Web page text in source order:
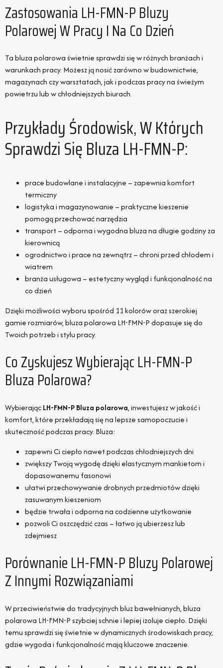
Zastosowania LH-FMN-P Bluzy
Polarowej W Pracy I Na Co Dzień
Ta bluza polarowa świetnie sprawdzi się w różnych branżach i
warunkach pracy. Możesz ją nosić zarówno w budownictwie,
magazynach czy warsztatach, jak i podczas pracy na świeżym
powietrzu lub w chłodniejszych biurach.
Przykłady Środowisk, W Których
Sprawdzi Się Bluza LH-FMN-P:
prace budowlane i instalacyjne – zapewnia komfort
termiczny
logistyka i magazynowanie – praktyczne kieszenie
pomogą przechować narzędzia
transport – odporna i wygodna bluza na długie godziny za
kierownicą
ogrodnictwo i prace na zewnątrz – chroni przed chłodem i
wiatrem
branża usługowa – estetyczny wygląd i funkcjonalność na
co dzień
Dzięki możliwości wyboru spośród 11 kolorów oraz szerokiej
gamie rozmiarów, bluza polarowa LH-FMN-P dopasuje się do
Twoich potrzeb i stylu pracy.
Co Zyskujesz Wybierając LH-FMN-P
Bluza Polarowa?
WybierającLH-FMN-P Bluza polarowa, inwestujesz w jakość i
komfort, które przekładają się na lepsze samopoczucie i
skuteczność podczas pracy. Bluza:
zapewni Ci ciepło nawet podczas chłodniejszych dni
zwiększy Twoją wygodę dzięki elastycznym mankietom i
dopasowanemu fasonowi
ułatwi przechowywanie drobnych przedmiotów dzięki
zasuwanym kieszeniom
będzie trwała i odporna na codzienne użytkowanie
pozwoli Ci oszczędzić czas – łatwo ją ubierzesz lub
zdejmiesz
Porównanie LH-FMN-P Bluzy Polarowej
Z Innymi Rozwiązaniami
W przeciwieństwie do tradycyjnych bluz bawełnianych, bluza
polarowa LH-FMN-P szybciej schnie i lepiej izoluje ciepło. Dzięki
temu sprawdzi się świetnie w dynamicznych środowiskach pracy,
gdzie wygoda i funkcjonalność mają kluczowe znaczenie.